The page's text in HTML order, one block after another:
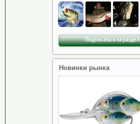
Подписаться на раздел
Новинки рынка